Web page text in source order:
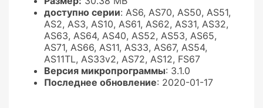
доступно серии: AS6, AS70, AS50, AS51,
AS2, AS3, AS10, AS61, AS62, AS31, AS32,
AS63, AS64, AS40, AS52, AS53, AS65,
AS71, AS66, AS11, AS33, AS67, AS54,
AS11TL, AS33v2, AS72, AS12, FS67
Версия микропрограммы: 3.1.0
Последнее обновление: 2020-01-17